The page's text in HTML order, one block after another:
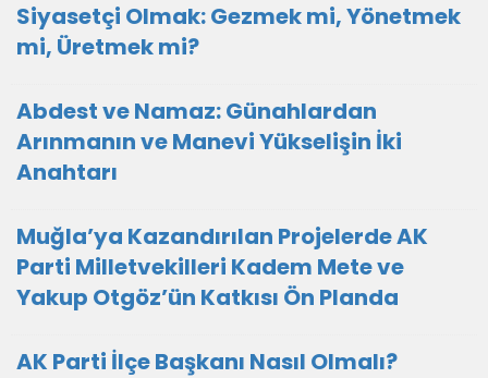
Siyasetçi Olmak: Gezmek mi, Yönetmek
mi, Üretmek mi?
Abdest ve Namaz: Günahlardan
Arınmanın ve Manevi Yükselişin İki
Anahtarı
Muğla’ya Kazandırılan Projelerde AK
Parti Milletvekilleri Kadem Mete ve
Yakup Otgöz’ün Katkısı Ön Planda
AK Parti İlçe Başkanı Nasıl Olmalı?